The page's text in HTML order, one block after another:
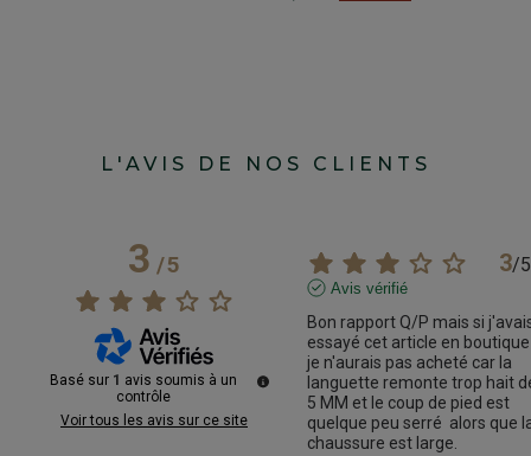
L'AVIS DE NOS CLIENTS
3/5
Basé sur 1 avis soumis à un
contrôle
Voir tous les avis sur ce site
3/5
Avis vérifié
Bon rapport Q/P mais si
essayé cet article en boutique
je n'aurais pas acheté car la
languette remonte trop hait
5 MM et le coup de pied est
quelque peu serré  alors que
chaussure est large.